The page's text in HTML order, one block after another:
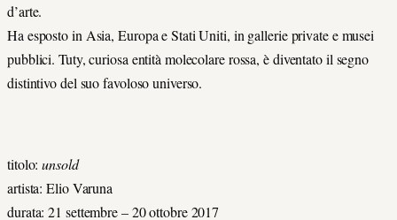
d’arte.
Ha esposto in Asia, Europa e Stati Uniti, in gallerie private e musei
pubblici. Tuty, curiosa entità molecolare rossa, è diventato il segno
distintivo del suo favoloso universo.
titolo:unsold
artista: Elio Varuna
durata: 21 settembre – 20 ottobre 2017